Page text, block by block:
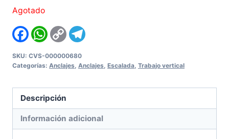
Agotado
FacebookWhatsApp
Copy
Link
SKU: CVS-000000680
Categorías: Anclajes, Anclajes, Escalada, Trabajo vertical
Descripción
Información adicional